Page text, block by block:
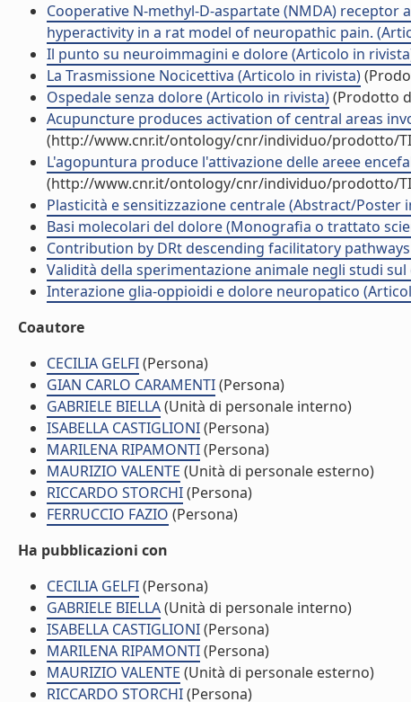
Cooperative N-methyl-D-aspartate (NMDA)
hyperactivity in a rat model of neuropathic pain.
Il punto su neuroimmagini e dolore (Articolo in
La Trasmissione Nocicettiva (Articolo in rivista)
Ospedale senza dolore (Articolo in rivista)(Prodotto
Acupuncture produces activation of central areas
(http://www.cnr.it/ontology/cnr/individuo/prodotto/
L'agopuntura produce l'attivazione delle areee
(http://www.cnr.it/ontology/cnr/individuo/prodotto/
Plasticità e sensitizzazione centrale (Abstract/Poster
Basi molecolari del dolore (Monografia o trattato
Contribution by DRt descending facilitatory
Validità della sperimentazione animale negli studi
Interazione glia-oppioidi e dolore neuropatico
Coautore
CECILIA GELFI(Persona)
GIAN CARLO CARAMENTI(Persona)
GABRIELE BIELLA(Unità di personale interno)
ISABELLA CASTIGLIONI(Persona)
MARILENA RIPAMONTI(Persona)
MAURIZIO VALENTE (Unità di personale esterno)
RICCARDO STORCHI(Persona)
FERRUCCIO FAZIO (Persona)
Ha pubblicazioni con
CECILIA GELFI(Persona)
GABRIELE BIELLA(Unità di personale interno)
ISABELLA CASTIGLIONI(Persona)
MARILENA RIPAMONTI(Persona)
MAURIZIO VALENTE (Unità di personale esterno)
RICCARDO STORCHI(Persona)